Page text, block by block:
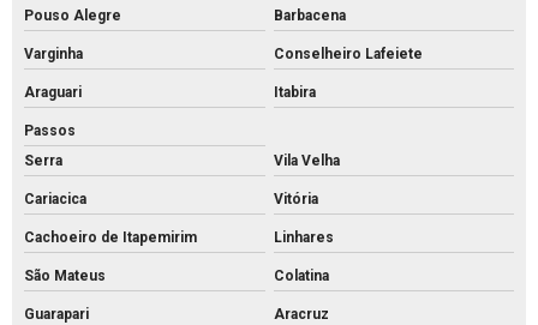
Meio fio de concreto a venda
Meio fio de concreto
Mourão de concreto para cerca comprar
Mourão de concreto rs
Mourões de concreto 10x10 preço
Mourões de concreto para alambrado
Mourões de concreto para cerca preço
Mourões de concreto para cerca valores
Pouso Alegre Barbacena
Varginha Conselheiro Lafeiete
Araguari Itabira
Passos
Serra
Vila Velha
Cariacica Vitória
Cachoeiro de Itapemirim Linhares
São Mateus Colatina
Guarapari Aracruz